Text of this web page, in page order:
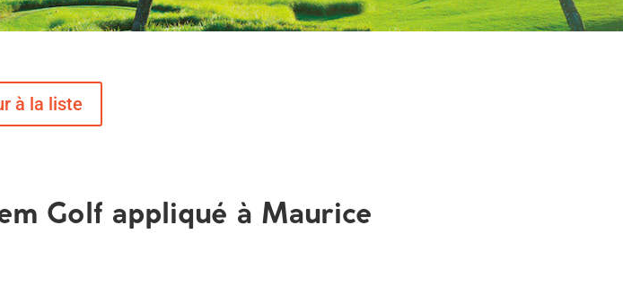
Golf appliqué à Maurice